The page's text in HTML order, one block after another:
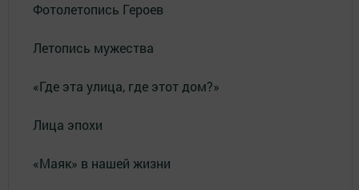
Фотолетопись Героев
Летопись мужества
«Где эта улица, где этот дом?»
Лица эпохи
«Маяк» в нашей жизни